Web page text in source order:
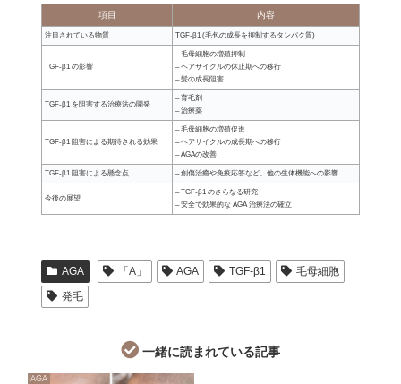
項目 内容
注目されている物質 TGF-β1 (毛包の成長を抑制するタンパク質)
TGF-β1 の影響
– 毛母細胞の増殖抑制
– ヘアサイクルの休止期への移行
– 髪の成長阻害
TGF-β1 を阻害する治療法の開発
– 育毛剤
– 治療薬
TGF-β1 阻害による期待される効果
– 毛母細胞の増殖促進
– ヘアサイクルの成長期への移行
– AGAの改善
TGF-β1 阻害による懸念点 – 創傷治癒や免疫応答など、他の生体機能への影響
今後の展望
– TGF-β1 のさらなる研究
– 安全で効果的な AGA 治療法の確立
AGA 「A」 AGA TGF-β1
毛母細胞
発毛
一緒に読まれている記事
AGA